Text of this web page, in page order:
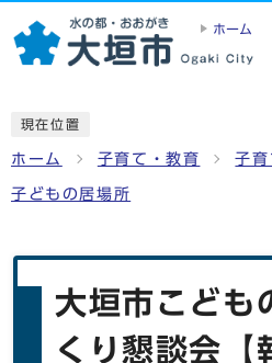
ホーム
現在位置
ホーム 子育て・教育 子育
子どもの居場所
大垣市こども
くり懇談会【